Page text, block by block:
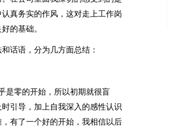
真务实的作风，这对走上工作岗
的基础。
话语，分为几方面总结：
零的开始，所以初期就很盲
引导，加上自我深入的感性认识
有了一个好的开始，我相信以后